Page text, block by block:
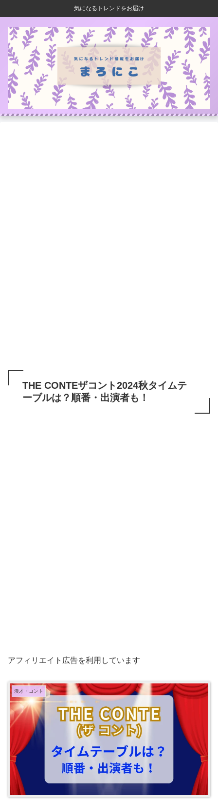
気になるトレンドをお届け
THE CONTEザコント2024秋タイムテ
ーブルは？順番・出演者も！
アフィリエイト広告を利用しています
漫才・コント